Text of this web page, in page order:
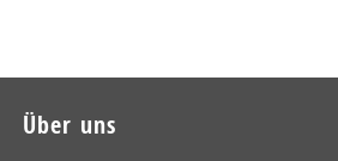
Über uns